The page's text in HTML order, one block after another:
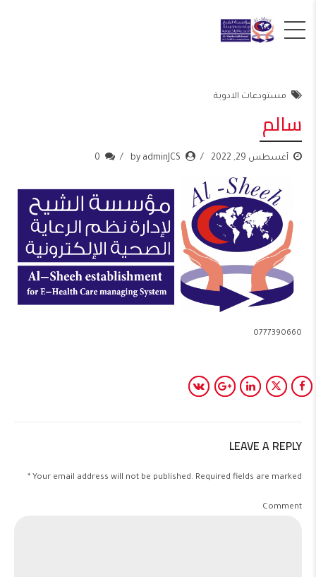
مستودعات الادوية
سالم
أغسطس 29, 2022 by adminJCS
0
0777390660
LEAVE A REPLY
Your email address will not be published. Required fields are marked *
Comment